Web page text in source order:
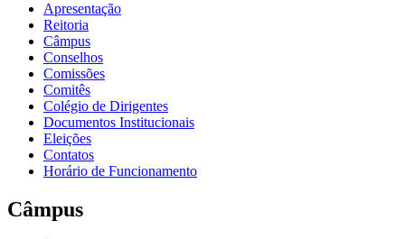
Apresentação
Reitoria
Câmpus
Conselhos
Comissões
Comitês
Colégio de Dirigentes
Documentos Institucionais
Eleições
Contatos
Horário de Funcionamento
Câmpus